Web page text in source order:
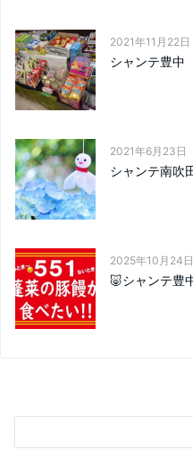
2021年11月22日
シャンテ豊中
2021年6月23日
シャンテ南吹
2025年10月24日
🐷シャンテ豊